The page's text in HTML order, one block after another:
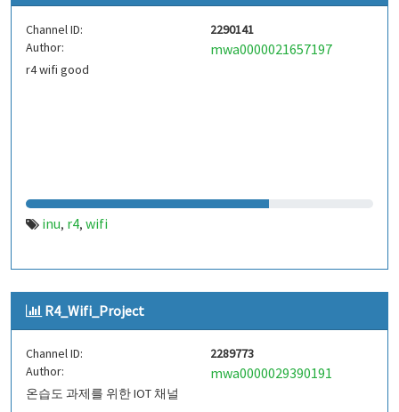
Channel ID:
2290141
Author:
mwa0000021657197
r4 wifi good
inu, r4, wifi
R4_Wifi_Project
Channel ID:
2289773
Author:
mwa0000029390191
온습도 과제를 위한 IOT 채널